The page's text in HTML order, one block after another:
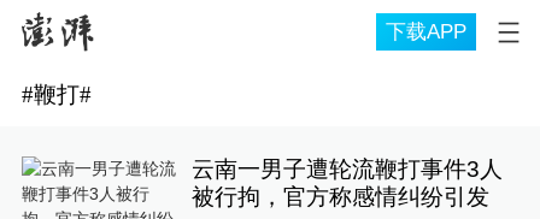
下载APP
#鞭打#
云南一男子遭轮流鞭打事件3人
被行拘，官方称感情纠纷引发